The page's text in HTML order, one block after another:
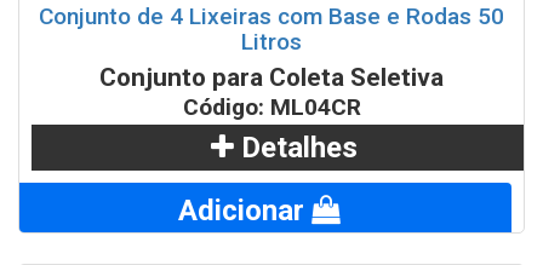
Conjunto de 4 Lixeiras com Base e Rodas 50
Litros
Conjunto para Coleta Seletiva
Código: ML04CR
Detalhes
Adicionar